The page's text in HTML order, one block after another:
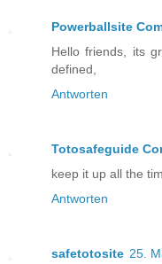
Powerballsite
Hello friends, its
defined,
Antworten
Totosafeguide
keep it up all the
Antworten
safetotosite 25.